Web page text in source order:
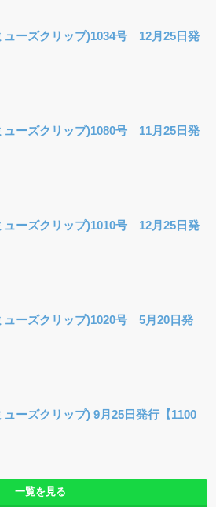
ューズクリップ)1034号 12月25日発
ューズクリップ)1080号 11月25日発
ューズクリップ)1010号 12月25日発
ューズクリップ)1020号 5月20日発
ューズクリップ) 9月25日発行【1100
一覧を見る